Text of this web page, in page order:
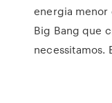
energia menor
Big Bang que
necessitamos.